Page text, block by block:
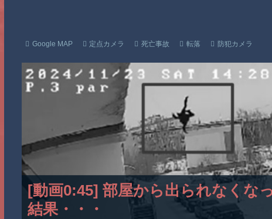
Google MAP 定点カメラ 死亡事故 転落 防犯カメラ
[動画0:45] 部屋から出られなくな
結果・・・